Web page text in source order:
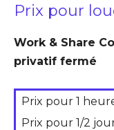
Prix pour
Work & Share
privatif fermé
Prix pour 1
Prix pour 1/2